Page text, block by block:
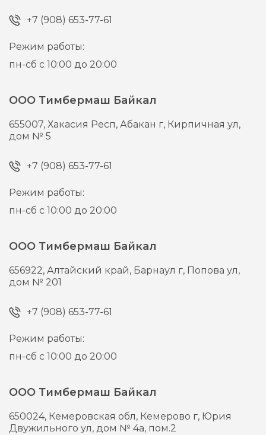
+7 (908) 653-77-61
Режим работы:
пн-сб с 10:00 до 20:00
ООО Тимбермаш Байкал
655007,Хакасия Респ, Абакан г, Кирпичная ул,
дом № 5
+7 (908) 653-77-61
Режим работы:
пн-сб с 10:00 до 20:00
ООО Тимбермаш Байкал
656922,Алтайский край, Барнаул г, Попова ул,
дом № 201
+7 (908) 653-77-61
Режим работы:
пн-сб с 10:00 до 20:00
ООО Тимбермаш Байкал
650024, Кемеровская обл, Кемерово г, Юрия
Двужильного ул, дом № 4а, пом.2